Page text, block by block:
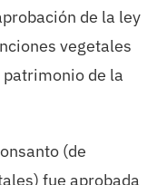
de la ley
vegetales
de la
(de
fue aprobada